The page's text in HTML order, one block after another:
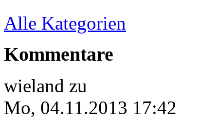
Alle Kategorien
Kommentare
wieland zu
Mo, 04.11.2013 17:42